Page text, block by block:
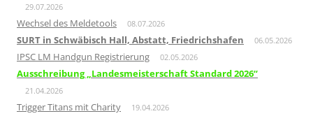
29.07.2026
Wechsel des Meldetools 08.07.2026
SURT in Schwäbisch Hall, Abstatt, Friedrichshafen 06.05.2026
IPSC LM Handgun Registrierung 02.05.2026
Ausschreibung „Landesmeisterschaft Standard 2026“
21.04.2026
Trigger Titans mit Charity 19.04.2026